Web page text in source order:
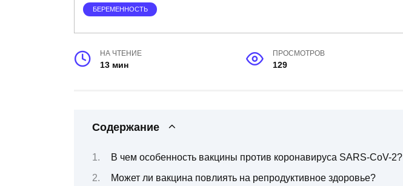
БЕРЕМЕННОСТЬ
НА ЧТЕНИЕ
13 мин
ПРОСМОТРОВ
129
Содержание
В чем особенность вакцины против коронавируса SARS-CoV-2?
Может ли вакцина повлиять на репродуктивное здоровье?